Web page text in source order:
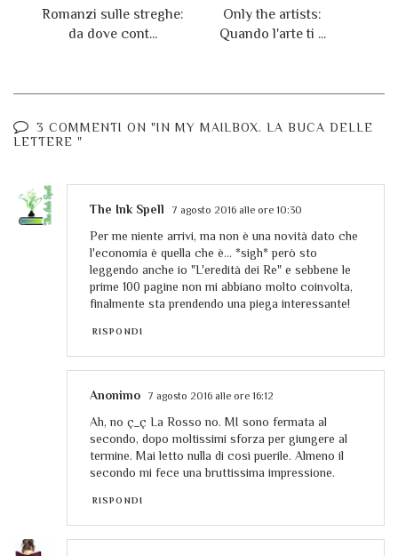
Romanzi sulle streghe:
da dove cont...
Only the artists:
Quando l'arte ti ...
3 COMMENTI ON "IN MY MAILBOX. LA BUCA DELLE
LETTERE "
The Ink Spell 7 agosto 2016 alle ore 10:30
Per me niente arrivi, ma non è una novità dato che
l'economia è quella che è... *sigh* però sto
leggendo anche io "L'eredità dei Re" e sebbene le
prime 100 pagine non mi abbiano molto coinvolta,
finalmente sta prendendo una piega interessante!
RISPONDI
Anonimo 7 agosto 2016 alle ore 16:12
Ah, no ç_ç La Rosso no. MI sono fermata al
secondo, dopo moltissimi sforza per giungere al
termine. Mai letto nulla di così puerile. Almeno il
secondo mi fece una bruttissima impressione.
RISPONDI